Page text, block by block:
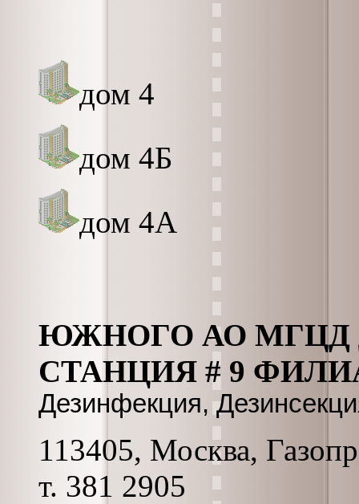
дом 4
дом 4Б
дом 4А
ЮЖНОГО АО МГЦД
СТАНЦИЯ # 9
Дезинфекция,
113405, Москва,
т. 381 2905